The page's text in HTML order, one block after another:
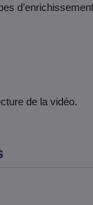
de la vidéo.